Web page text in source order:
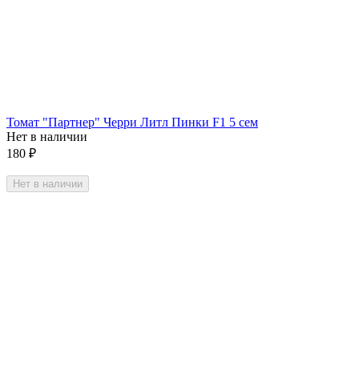
Томат "Партнер" Черри Литл Пинки F1 5 сем
Нет в наличии
180 ₽
Нет в наличии